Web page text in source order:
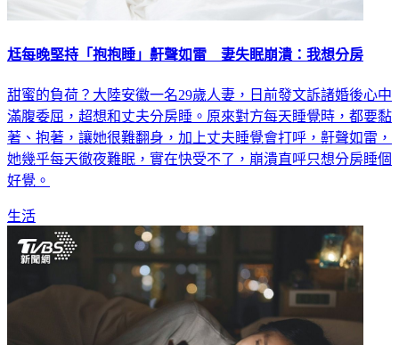
尪每晚堅持「抱抱睡」鼾聲如雷 妻失眠崩潰：我想分房
甜蜜的負荷？大陸安徽一名29歲人妻，日前發文訴諸婚後心中
滿腹委屈，超想和丈夫分房睡。原來對方每天睡覺時，都要黏
著、抱著，讓她很難翻身，加上丈夫睡覺會打呼，鼾聲如雷，
她幾乎每天徹夜難眠，實在快受不了，崩潰直呼只想分房睡個
好覺。
生活